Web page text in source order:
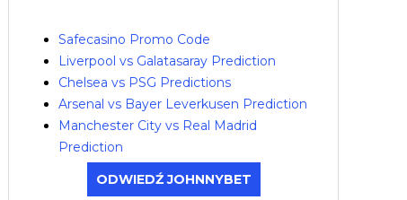
Safecasino Promo Code
Liverpool vs Galatasaray Prediction
Chelsea vs PSG Predictions
Arsenal vs Bayer Leverkusen Prediction
Manchester City vs Real Madrid
Prediction
ODWIEDŹ JOHNNYBET